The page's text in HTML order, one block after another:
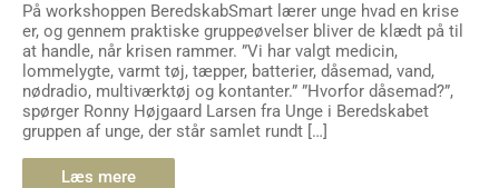
På workshoppen BeredskabSmart lærer unge hvad en krise
er, og gennem praktiske gruppeøvelser bliver de klædt på til
at handle, når krisen rammer. ”Vi har valgt medicin,
lommelygte, varmt tøj, tæpper, batterier, dåsemad, vand,
nødradio, multiværktøj og kontanter.” ”Hvorfor dåsemad?”,
spørger Ronny Højgaard Larsen fra Unge i Beredskabet
gruppen af unge, der står samlet rundt […]
Læs mere